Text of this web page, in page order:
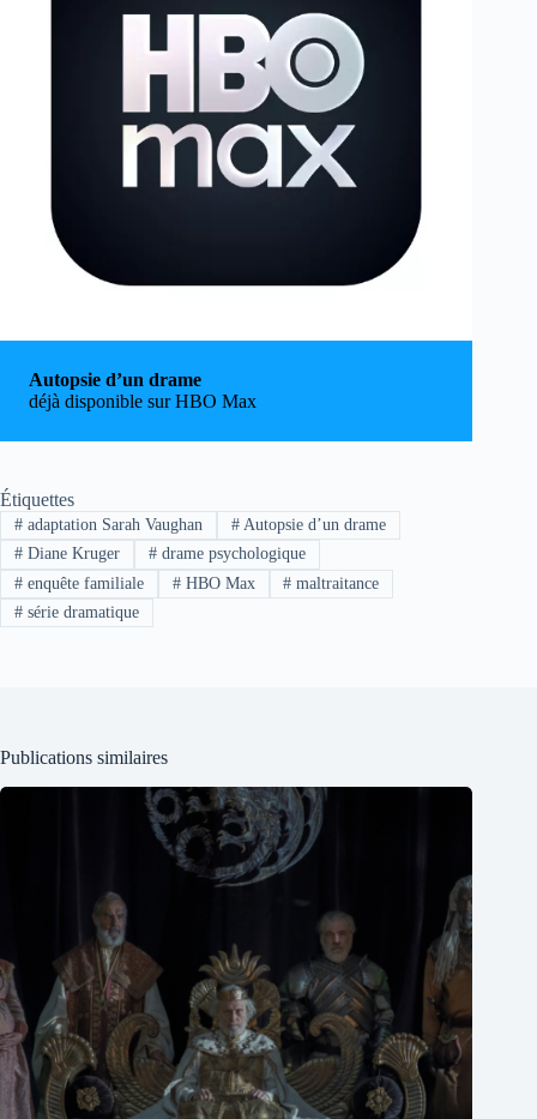
Autopsie d’un drame
déjà disponible sur HBO Max
Étiquettes
#adaptation Sarah Vaughan #Autopsie d’un drame
#Diane Kruger #drame psychologique
#enquête familiale #HBO Max # maltraitance
#série dramatique
Publications similaires